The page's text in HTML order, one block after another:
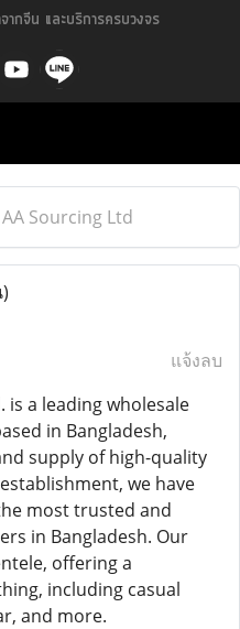
ากจีน และบริการครบวงจร
AA Sourcing Ltd
แจ้งลบ
is a leading wholesale
in Bangladesh,
supply of high-quality
we have
most trusted and
in Bangladesh. Our
offering a
including casual
and more.